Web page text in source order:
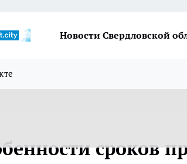
Новости Свердловской
сроков